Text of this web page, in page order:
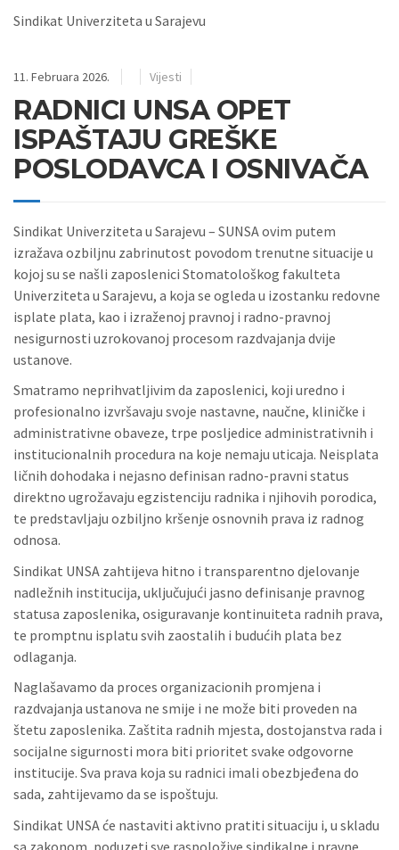
Sindikat Univerziteta u Sarajevu
11. Februara 2026. Vijesti
RADNICI UNSA OPET
ISPAŠTAJU GREŠKE
POSLODAVCA I OSNIVAČA
Sindikat Univerziteta u Sarajevu – SUNSA ovim putem
izražava ozbiljnu zabrinutost povodom trenutne situacije u
kojoj su se našli zaposlenici Stomatološkog fakulteta
Univerziteta u Sarajevu, a koja se ogleda u izostanku redovne
isplate plata, kao i izraženoj pravnoj i radno-pravnoj
nesigurnosti uzrokovanoj procesom razdvajanja dvije
ustanove.
Smatramo neprihvatljivim da zaposlenici, koji uredno i
profesionalno izvršavaju svoje nastavne, naučne, kliničke i
administrativne obaveze, trpe posljedice administrativnih i
institucionalnih procedura na koje nemaju uticaja. Neisplata
ličnih dohodaka i nejasno definisan radno-pravni status
direktno ugrožavaju egzistenciju radnika i njihovih porodica,
te predstavljaju ozbiljno kršenje osnovnih prava iz radnog
odnosa.
Sindikat UNSA zahtijeva hitno i transparentno djelovanje
nadležnih institucija, uključujući jasno definisanje pravnog
statusa zaposlenika, osiguravanje kontinuiteta radnih prava,
te promptnu isplatu svih zaostalih i budućih plata bez
odlaganja.
Naglašavamo da proces organizacionih promjena i
razdvajanja ustanova ne smije i ne može biti proveden na
štetu zaposlenika. Zaštita radnih mjesta, dostojanstva rada i
socijalne sigurnosti mora biti prioritet svake odgovorne
institucije. Sva prava koja su radnici imali obezbjeđena do
sada, zahtijevamo da se ispoštuju.
Sindikat UNSA će nastaviti aktivno pratiti situaciju i, u skladu
sa zakonom, poduzeti sve raspoložive sindikalne i pravne